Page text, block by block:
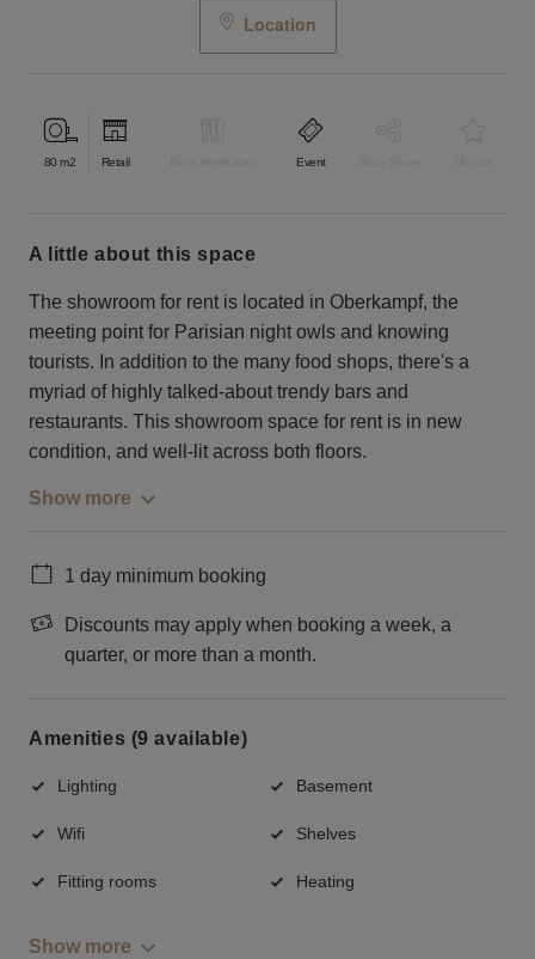
Location
80 m2 Retail Event
a little about this space
The showroom for rent is located in Oberkampf, the
meeting point for Parisian night owls and knowing
tourists. In addition to the many food shops, there's a
myriad of highly talked-about trendy bars and
restaurants. This showroom space for rent is in new
condition, and well-lit across both floors.
Show more
1 day minimum booking
Discounts may apply when booking a week, a
quarter, or more than a month.
Amenities (9 available)
Lighting Basement
Wifi Shelves
Fitting rooms Heating
Show more